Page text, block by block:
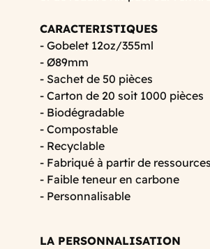
CARACTERISTIQUES
- Gobelet 12oz/355ml
- Ø89mm
- Sachet de 50 pièces
- Carton de 20 soit 1000 pièces
- Biodégradable
- Compostable
- Recyclable
- Fabriqué à partir de
- Faible teneur en carbone
- Personnalisable
LA PERSONNALISATION